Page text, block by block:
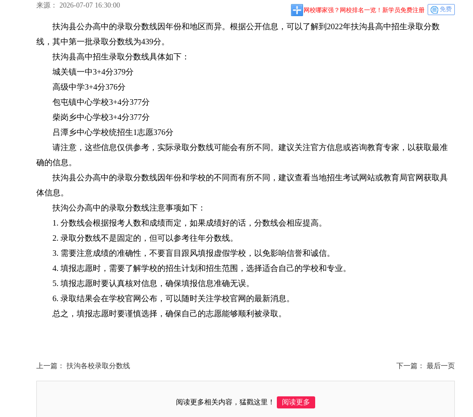
来源： 2026-07-07 16:30:00
网校哪家强？网校排名一览！新学员免费注册 免费
扶沟县公办高中的录取分数线因年份和地区而异。根据公开信息，可以了解到2022年扶沟县高中招生录取分数
线，其中第一批录取分数线为439分。
扶沟县高中招生录取分数线具体如下：
城关镇一中3+4分379分
高级中学3+4分376分
包屯镇中心学校3+4分377分
柴岗乡中心学校3+4分377分
吕潭乡中心学校统招生1志愿376分
请注意，这些信息仅供参考，实际录取分数线可能会有所不同。建议关注官方信息或咨询教育专家，以获取最准
确的信息。
扶沟县公办高中的录取分数线因年份和学校的不同而有所不同，建议查看当地招生考试网站或教育局官网获取具
体信息。
扶沟公办高中的录取分数线注意事项如下：
1. 分数线会根据报考人数和成绩而定，如果成绩好的话，分数线会相应提高。
2. 录取分数线不是固定的，但可以参考往年分数线。
3. 需要注意成绩的准确性，不要盲目跟风填报虚假学校，以免影响信誉和诚信。
4. 填报志愿时，需要了解学校的招生计划和招生范围，选择适合自己的学校和专业。
5. 填报志愿时要认真核对信息，确保填报信息准确无误。
6. 录取结果会在学校官网公布，可以随时关注学校官网的最新消息。
总之，填报志愿时要谨慎选择，确保自己的志愿能够顺利被录取。
上一篇： 扶沟各校录取分数线 下一篇： 最后一页
阅读更多相关内容，猛戳这里！ 阅读更多